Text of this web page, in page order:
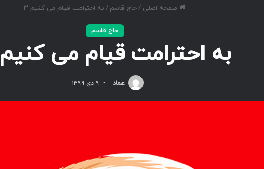
صفحه اصلی /حاج قاسم / به احترامت قیام می کنیم ۳
حاج قاسم
به احترامت قیام می کنیم ۳
عماد ۹ دی ۱۳۹۹